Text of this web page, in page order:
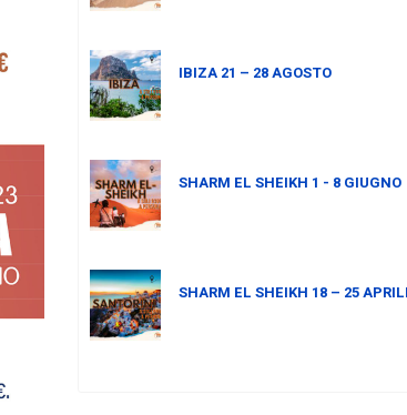
IBIZA 21 – 28 AGOSTO
SHARM EL SHEIKH 1 - 8 GIUGNO
SHARM EL SHEIKH 18 – 25